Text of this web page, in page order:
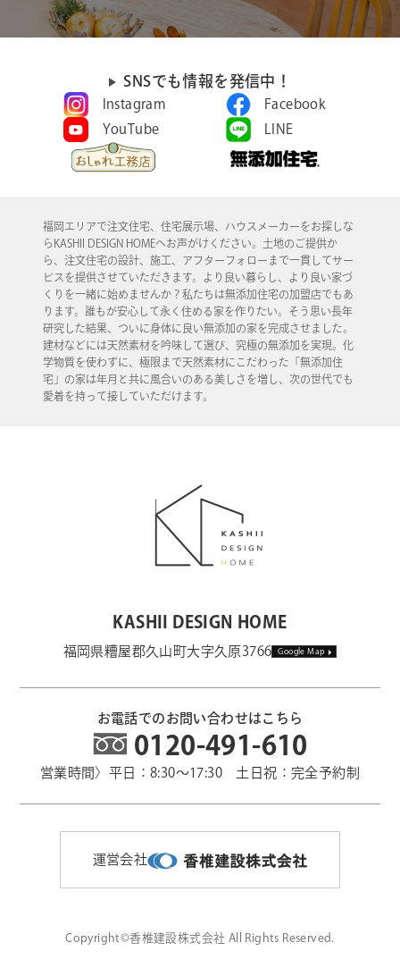
SNSでも情報を発信中！
Instagram
Facebook
YouTube
LINE
福岡エリアで注文住宅、住宅展示場、ハウスメーカーをお探しな
らKASHII DESIGN HOMEへお声がけください。土地のご提供か
ら、注文住宅の設計、施工、アフターフォローまで一貫してサー
ビスを提供させていただきます。より良い暮らし、より良い家づ
くりを一緒に始めませんか？私たちは無添加住宅の加盟店でもあ
ります。誰もが安心して永く住める家を作りたい。そう思い長年
研究した結果、ついに身体に良い無添加の家を完成させました。
建材などには天然素材を吟味して選び、究極の無添加を実現。化
学物質を使わずに、極限まで天然素材にこだわった「無添加住
宅」の家は年月と共に風合いのある美しさを増し、次の世代でも
愛着を持って接していただけます。
KASHII DESIGN HOME
福岡県糟屋郡久山町大字久原3766 Google Map
お電話でのお問い合わせはこちら
0120-491-610
営業時間〉平日：8:30～17:30 土日祝：完全予約制
運営会社
Copyright©香椎建設株式会社 All Rights Reserved.